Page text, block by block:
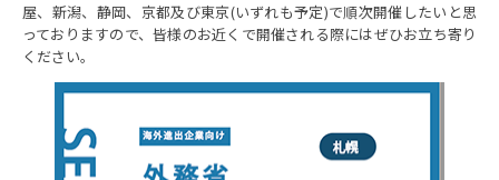
屋、新潟、静岡、京都及び東京(いずれも予定)で順次開催したいと思
っておりますので、皆様のお近くで開催される際にはぜひお立ち寄り
ください。